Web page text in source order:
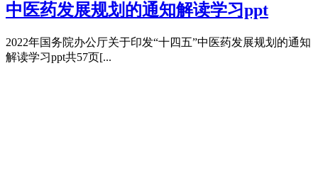
中医药发展规划的通知解读学习ppt
2022年国务院办公厅关于印发“十四五”中医药发展规划的通知
解读学习ppt共57页[...